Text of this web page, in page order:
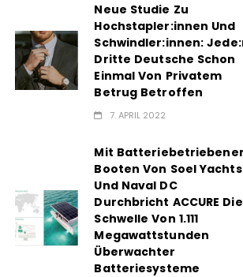
Neue Studie Zu
Hochstapler:innen Und
Schwindler:innen:
Dritte Deutsche Schon
Einmal Von Privatem
Betrug Betroffen
7. APRIL 2022
Mit
Booten Von Soel Yachts
Und Naval DC
Durchbricht ACCURE Die
Schwelle Von 1.111
Megawattstunden
Überwachter
Batteriesysteme